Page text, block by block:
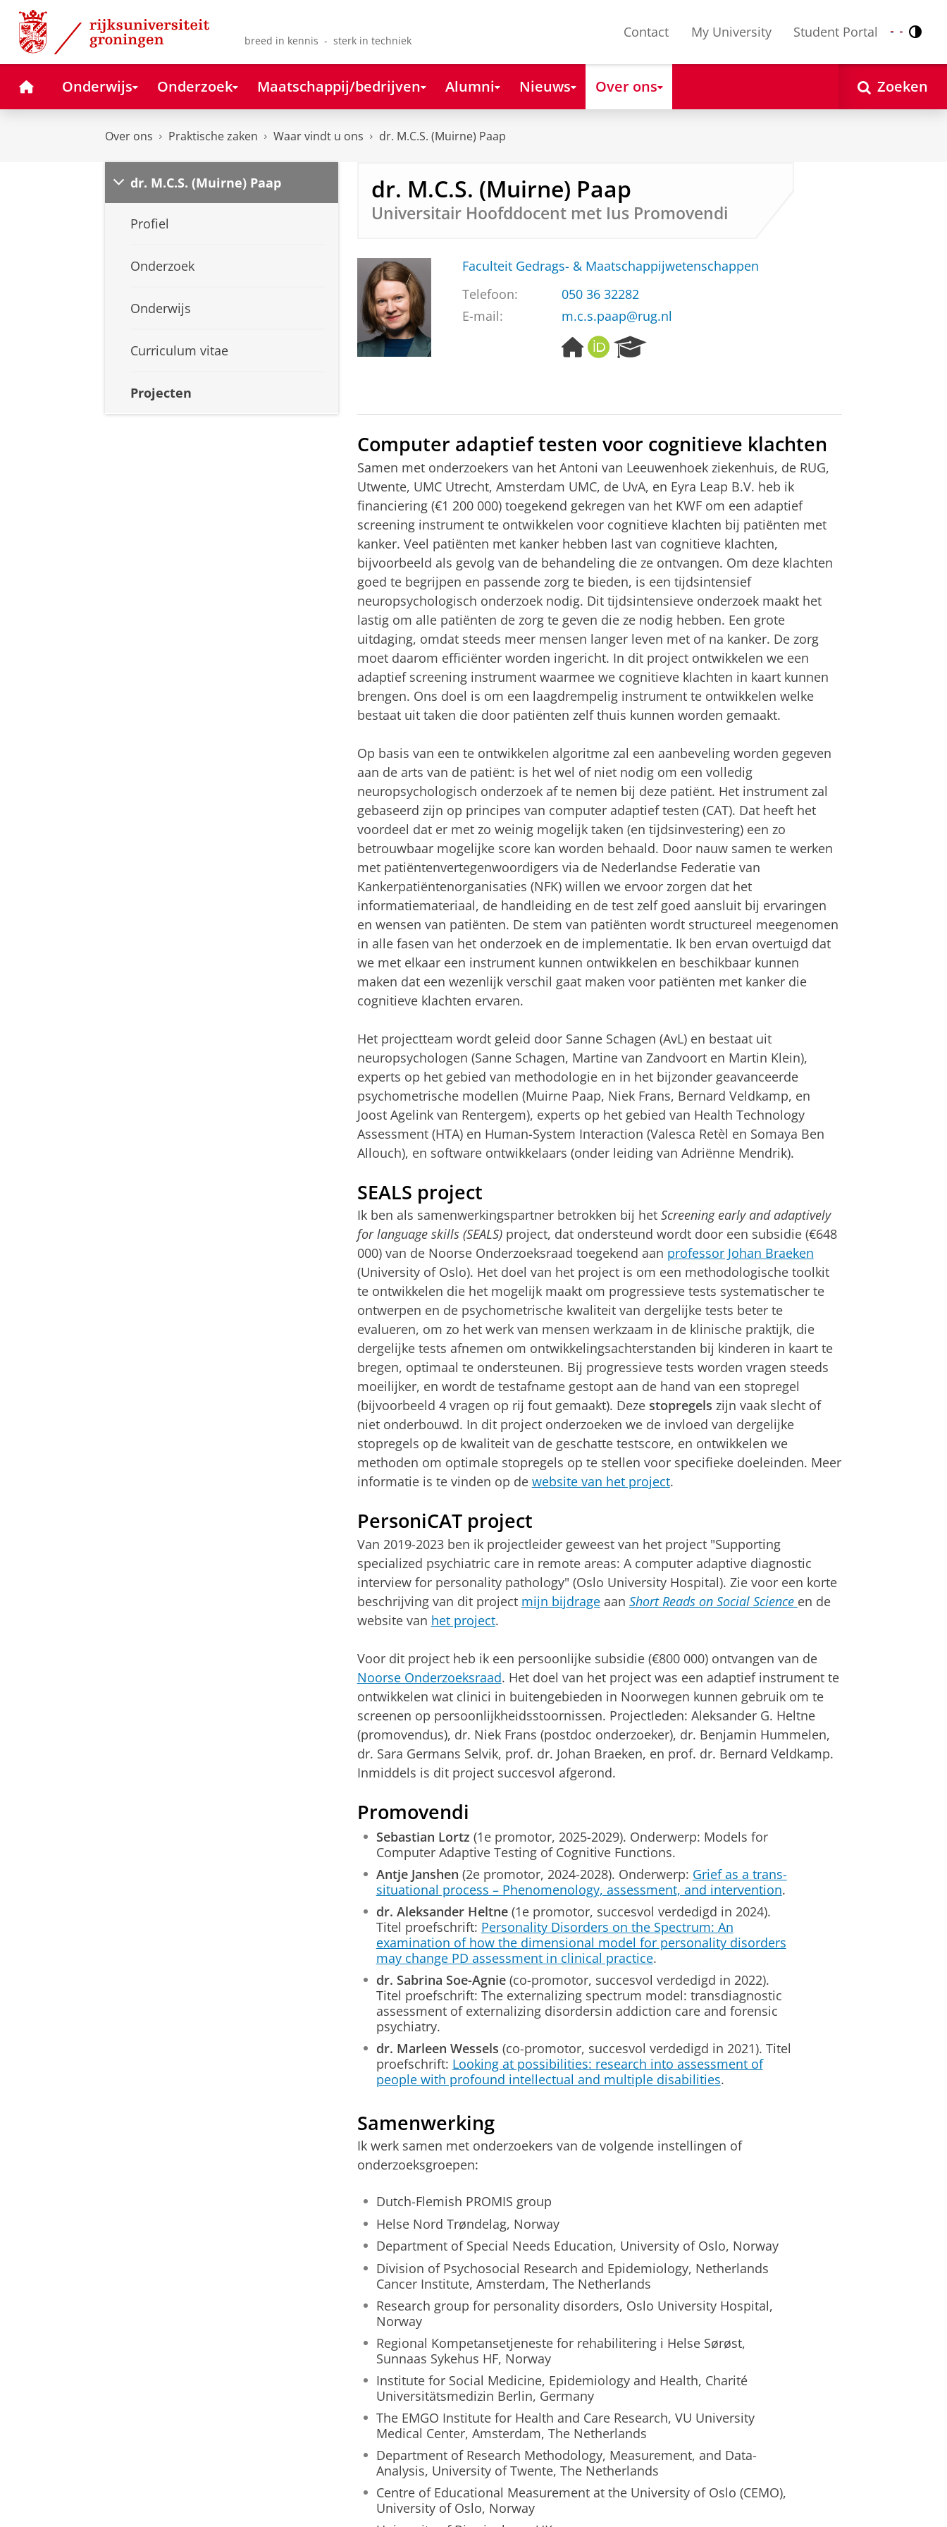
Skip
Content
Skip
Navigation
breed in kennis - sterk in techniek
Contact My University Student Portal Nederlands
English
HomeOnderwijs Onderzoek Maatschappij/bedrijven Alumni Nieuws Over ons Zoeken
Over ons Praktische zaken Waar vindt u ons dr. M.C.S. (Muirne) Paap
dr. M.C.S. (Muirne) Paap
Profiel
Onderzoek
Onderwijs
Curriculum vitae
Projecten
dr. M.C.S. (Muirne) Paap
Universitair Hoofddocent met Ius Promovendi
Faculteit Gedrags- & Maatschappijwetenschappen
Telefoon:
050 36 32282
E-mail:
m.c.s.paap@rug.nl
H
o
g
e
O
R
c
h
P
o
r
t
a
l
Computer adaptief testen voor cognitieve klachten
Samen met onderzoekers van het Antoni van Leeuwenhoek ziekenhuis, de RUG,
Utwente, UMC Utrecht, Amsterdam UMC, de UvA, en Eyra Leap B.V. heb ik
financiering (€1 200 000) toegekend gekregen van het KWF om een adaptief
screening instrument te ontwikkelen voor cognitieve klachten bij patiënten met
kanker. Veel patiënten met kanker hebben last van cognitieve klachten,
bijvoorbeeld als gevolg van de behandeling die ze ontvangen. Om deze klachten
goed te begrijpen en passende zorg te bieden, is een tijdsintensief
neuropsychologisch onderzoek nodig. Dit tijdsintensieve onderzoek maakt het
lastig om alle patiënten de zorg te geven die ze nodig hebben. Een grote
uitdaging, omdat steeds meer mensen langer leven met of na kanker. De zorg
moet daarom efficiënter worden ingericht. In dit project ontwikkelen we een
adaptief screening instrument waarmee we cognitieve klachten in kaart kunnen
brengen. Ons doel is om een laagdrempelig instrument te ontwikkelen welke
bestaat uit taken die door patiënten zelf thuis kunnen worden gemaakt.
Op basis van een te ontwikkelen algoritme zal een aanbeveling worden gegeven
aan de arts van de patiënt: is het wel of niet nodig om een volledig
neuropsychologisch onderzoek af te nemen bij deze patiënt. Het instrument zal
gebaseerd zijn op principes van computer adaptief testen (CAT). Dat heeft het
voordeel dat er met zo weinig mogelijk taken (en tijdsinvestering) een zo
betrouwbaar mogelijke score kan worden behaald. Door nauw samen te werken
met patiëntenvertegenwoordigers via de Nederlandse Federatie van
Kankerpatiëntenorganisaties (NFK) willen we ervoor zorgen dat het
informatiemateriaal, de handleiding en de test zelf goed aansluit bij ervaringen
en wensen van patiënten. De stem van patiënten wordt structureel meegenomen
in alle fasen van het onderzoek en de implementatie. Ik ben ervan overtuigd dat
we met elkaar een instrument kunnen ontwikkelen en beschikbaar kunnen
maken dat een wezenlijk verschil gaat maken voor patiënten met kanker die
cognitieve klachten ervaren.
Het projectteam wordt geleid door Sanne Schagen (AvL) en bestaat uit
neuropsychologen (Sanne Schagen, Martine van Zandvoort en Martin Klein),
experts op het gebied van methodologie en in het bijzonder geavanceerde
psychometrische modellen (Muirne Paap, Niek Frans, Bernard Veldkamp, en
Joost Agelink van Rentergem), experts op het gebied van Health Technology
Assessment (HTA) en Human-System Interaction (Valesca Retèl en Somaya Ben
Allouch), en software ontwikkelaars (onder leiding van Adriënne Mendrik).
SEALS project
Ik ben als samenwerkingspartner betrokken bij het Screening early and adaptively
for language skills (SEALS)project, dat ondersteund wordt door een subsidie (€648
000) van de Noorse Onderzoeksraad toegekend aan professor Johan Braeken
(University of Oslo). Het doel van het project is om een methodologische toolkit
te ontwikkelen die het mogelijk maakt om progressieve tests systematischer te
ontwerpen en de psychometrische kwaliteit van dergelijke tests beter te
evalueren, om zo het werk van mensen werkzaam in de klinische praktijk, die
dergelijke tests afnemen om ontwikkelingsachterstanden bij kinderen in kaart te
bregen, optimaal te ondersteunen. Bij progressieve tests worden vragen steeds
moeilijker, en wordt de testafname gestopt aan de hand van een stopregel
(bijvoorbeeld 4 vragen op rij fout gemaakt). Deze stopregels zijn vaak slecht of
niet onderbouwd. In dit project onderzoeken we de invloed van dergelijke
stopregels op de kwaliteit van de geschatte testscore, en ontwikkelen we
methoden om optimale stopregels op te stellen voor specifieke doeleinden. Meer
informatie is te vinden op de website van het project.
PersoniCAT project
Van 2019-2023 ben ik projectleider geweest van het project "Supporting
specialized psychiatric care in remote areas: A computer adaptive diagnostic
interview for personality pathology" (Oslo University Hospital). Zie voor een korte
beschrijving van dit project mijn bijdrageaan Short Reads on Social Science en de
website van het project.
Voor dit project heb ik een persoonlijke subsidie (€800 000) ontvangen van de
Noorse Onderzoeksraad. Het doel van het project was een adaptief instrument te
ontwikkelen wat clinici in buitengebieden in Noorwegen kunnen gebruik om te
screenen op persoonlijkheidsstoornissen. Projectleden: Aleksander G. Heltne
(promovendus), dr. Niek Frans (postdoc onderzoeker), dr. Benjamin Hummelen,
dr. Sara Germans Selvik, prof. dr. Johan Braeken, en prof. dr. Bernard Veldkamp.
Inmiddels is dit project succesvol afgerond.
Promovendi
Sebastian Lortz (1e promotor, 2025-2029). Onderwerp: Models for
Computer Adaptive Testing of Cognitive Functions.
Antje Janshen (2e promotor, 2024-2028). Onderwerp: Grief as a trans-
situational process – Phenomenology, assessment, and intervention.
dr. Aleksander Heltne(1e promotor, succesvol verdedigd in 2024).
Titel proefschrift: Personality Disorders on the Spectrum: An
examination of how the dimensional model for personality disorders
may change PD assessment in clinical practice.
dr. Sabrina Soe-Agnie(co-promotor, succesvol verdedigd in 2022).
Titel proefschrift: The externalizing spectrum model: transdiagnostic
assessment of externalizing disordersin addiction care and forensic
psychiatry.
dr. Marleen Wessels (co-promotor, succesvol verdedigd in 2021). Titel
proefschrift: Looking at possibilities: research into assessment of
people with profound intellectual and multiple disabilities.
Samenwerking
Ik werk samen met onderzoekers van de volgende instellingen of
onderzoeksgroepen:
Dutch-Flemish PROMIS group
Helse Nord Trøndelag, Norway
Department of Special Needs Education, University of Oslo, Norway
Division of Psychosocial Research and Epidemiology, Netherlands
Cancer Institute, Amsterdam, The Netherlands
Research group for personality disorders, Oslo University Hospital,
Norway
Regional Kompetansetjeneste for rehabilitering i Helse Sørøst,
Sunnaas Sykehus HF, Norway
Institute for Social Medicine, Epidemiology and Health, Charité
Universitätsmedizin Berlin, Germany
The EMGO Institute for Health and Care Research, VU University
Medical Center, Amsterdam, The Netherlands
Department of Research Methodology, Measurement, and Data-
Analysis, University of Twente, The Netherlands
Centre of Educational Measurement at the University of Oslo (CEMO),
University of Oslo, Norway